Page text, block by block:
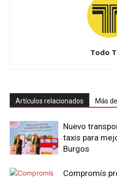
Todo
Artículos relacionados Más
Nuevo
taxis para
Burgos
Compromís